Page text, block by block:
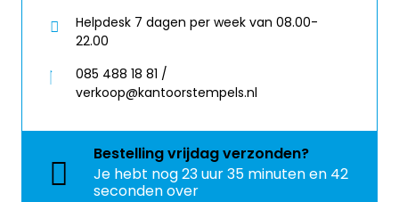
Helpdesk 7 dagen per week van 08.00-
22.00
085 488 18 81 /
verkoop@kantoorstempels.nl
Bestellingvrijdagverzonden?
Je hebt nog23 uur 35 minuten en 41
seconden over